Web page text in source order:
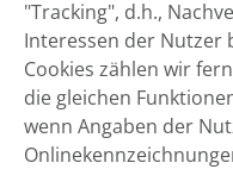
"Tracking", d.h.,
Interessen der Nutzer
Cookies zählen wir
die gleichen
wenn Angaben der